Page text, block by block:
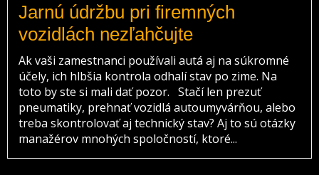
Jarnú údržbu pri firemných
vozidlách nezľahčujte
Ak vaši zamestnanci používali autá aj na súkromné
účely, ich hlbšia kontrola odhalí stav po zime. Na
toto by ste si mali dať pozor. Stačí len prezuť
pneumatiky, prehnať vozidlá autoumyvárňou, alebo
treba skontrolovať aj technický stav? Aj to sú otázky
manažérov mnohých spoločností, ktoré...